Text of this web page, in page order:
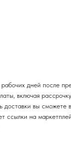
дней после
включая
доставки вы
ссылки на